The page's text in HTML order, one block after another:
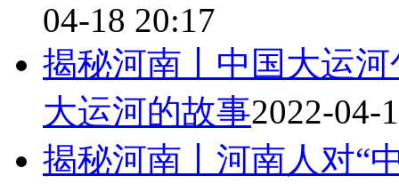
04-18 20:17
揭秘河南丨中国大运
大运河的故事2022-04-
揭秘河南丨河南人对“